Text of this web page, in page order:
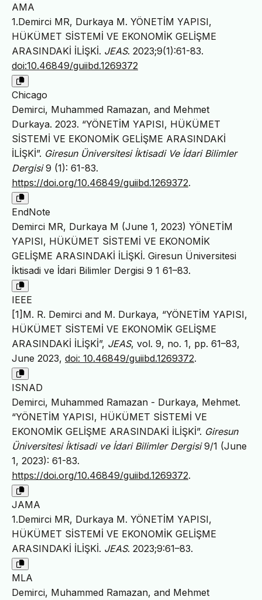
AMA
1.Demirci MR, Durkaya M. YÖNETİM YAPISI,
HÜKÜMET SİSTEMİ VE EKONOMİK GELİŞME
ARASINDAKİ İLİŞKİ. JEAS. 2023;9(1):61-83.
doi:10.46849/guiibd.1269372
Chicago
Demirci, Muhammed Ramazan, and Mehmet
Durkaya. 2023. “YÖNETİM YAPISI, HÜKÜMET
SİSTEMİ VE EKONOMİK GELİŞME ARASINDAKİ
İLİŞKİ”. Giresun Üniversitesi İktisadi Ve İdari Bilimler
Dergisi9 (1): 61-83.
https://doi.org/10.46849/guiibd.1269372.
EndNote
Demirci MR, Durkaya M (June 1, 2023) YÖNETİM
YAPISI, HÜKÜMET SİSTEMİ VE EKONOMİK
GELİŞME ARASINDAKİ İLİŞKİ. Giresun Üniversitesi
İktisadi ve İdari Bilimler Dergisi 9 1 61–83.
IEEE
[1]M. R. Demirci and M. Durkaya, “YÖNETİM YAPISI,
HÜKÜMET SİSTEMİ VE EKONOMİK GELİŞME
ARASINDAKİ İLİŞKİ”, JEAS, vol. 9, no. 1, pp. 61–83,
June 2023, doi: 10.46849/guiibd.1269372.
ISNAD
Demirci, Muhammed Ramazan - Durkaya, Mehmet.
“YÖNETİM YAPISI, HÜKÜMET SİSTEMİ VE
EKONOMİK GELİŞME ARASINDAKİ İLİŞKİ”. Giresun
Üniversitesi İktisadi ve İdari Bilimler Dergisi9/1 (June
1, 2023): 61-83.
https://doi.org/10.46849/guiibd.1269372.
JAMA
1.Demirci MR, Durkaya M. YÖNETİM YAPISI,
HÜKÜMET SİSTEMİ VE EKONOMİK GELİŞME
ARASINDAKİ İLİŞKİ. JEAS. 2023;9:61–83.
MLA
Demirci, Muhammed Ramazan, and Mehmet